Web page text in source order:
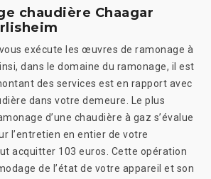
chaudière Chaagar
exécute les œuvres de ramonage à
dans le domaine du ramonage, il est
des services est en rapport avec
dans votre demeure. Le plus
d’une chaudière à gaz s’évalue
l’entretien en entier de votre
acquitter 103 euros. Cette opération
de l’état de votre appareil et son